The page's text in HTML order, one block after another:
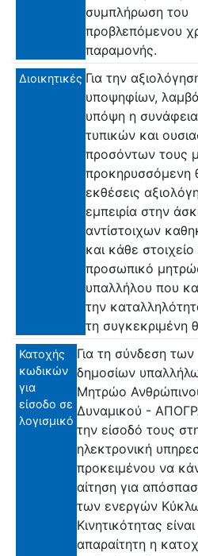
συμπλήρωση του
προβλεπόμενου
παραμονής.
Διοικητικές Για την
υποψηφίων,
υπόψη η
τυπικών και
προσόντων τους
προκηρυσσόμενη
εκθέσεις
εμπειρία στην
αντίστοιχων
και κάθε
προσωπικό
υπαλλήλου που
την
τη συγκεκριμένη
Κατοχής
κωδικών
για
είσοδο σε
λογισμικό
Για τη σύνδεση των
δημοσίων
Μητρώο
Δυναμικού -
την είσοδό τους
ηλεκτρονική
προκειμένου να
αίτηση για
των ενεργών
Κινητικότητας είναι
απαραίτητη η